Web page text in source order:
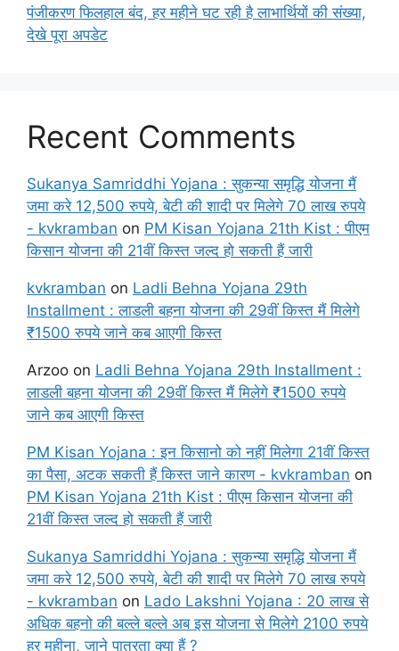
पंजीकरण फिलहाल बंद, हर महीने घट रही है लाभार्थियों की संख्या,
देखे पूरा अपडेट
Recent Comments
Sukanya Samriddhi Yojana : सुकन्या समृद्धि योजना मैं
जमा करे 12,500 रुपये, बेटी की शादी पर मिलेगे 70 लाख रुपये
- kvkramban on PM Kisan Yojana 21th Kist : पीएम
किसान योजना की 21वीं किस्त जल्द हो सकती हैं जारी
kvkramban on Ladli Behna Yojana 29th
Installment : लाडली बहना योजना की 29वीं किस्त मैं मिलेगे
₹1500 रुपये जाने कब आएगी किस्त
Arzoo on Ladli Behna Yojana 29th Installment :
लाडली बहना योजना की 29वीं किस्त मैं मिलेगे ₹1500 रुपये
जाने कब आएगी किस्त
PM Kisan Yojana : इन किसानो को नहीं मिलेगा 21वीं किस्त
का पैसा, अटक सकती हैं किस्त जाने कारण - kvkramban on
PM Kisan Yojana 21th Kist : पीएम किसान योजना की
21वीं किस्त जल्द हो सकती हैं जारी
Sukanya Samriddhi Yojana : सुकन्या समृद्धि योजना मैं
जमा करे 12,500 रुपये, बेटी की शादी पर मिलेगे 70 लाख रुपये
- kvkramban on Lado Lakshni Yojana : 20 लाख से
अधिक बहनो की बल्ले बल्ले अब इस योजना से मिलेगे 2100 रुपये
हर महीना, जाने पात्रता क्या हैं ?